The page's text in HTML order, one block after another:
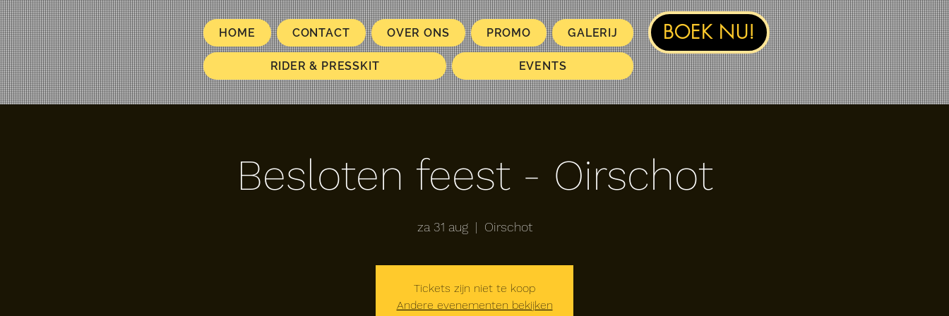
HOME CONTACT OVER ONS PROMO GALERIJ
RIDER & PRESSKIT EVENTS
BOEK NU!
Besloten feest - Oirschot
za 31 aug
  |
Oirschot
Tickets zijn niet te koop
Andere evenementen bekijken